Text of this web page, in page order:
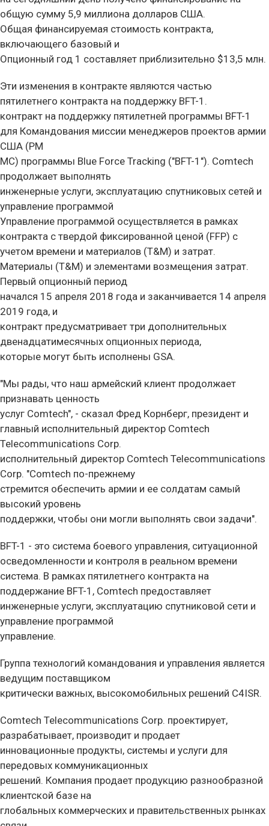
общую сумму 5,9 миллиона долларов США.
Общая финансируемая стоимость контракта,
включающего базовый и
Опционный год 1 составляет приблизительно $13,5 млн.
Эти изменения в контракте являются частью
пятилетнего контракта на поддержку BFT-1.
контракт на поддержку пятилетней программы BFT-1
для Командования миссии менеджеров проектов армии
США (PM
MC) программы Blue Force Tracking ("BFT-1"). Comtech
продолжает выполнять
инженерные услуги, эксплуатацию спутниковых сетей и
управление программой
Управление программой осуществляется в рамках
контракта с твердой фиксированной ценой (FFP) с
учетом времени и материалов (T&M) и затрат.
Материалы (T&M) и элементами возмещения затрат.
Первый опционный период
начался 15 апреля 2018 года и заканчивается 14 апреля
2019 года, и
контракт предусматривает три дополнительных
двенадцатимесячных опционных периода,
которые могут быть исполнены GSA.
"Мы рады, что наш армейский клиент продолжает
признавать ценность
услуг Comtech", - сказал Фред Корнберг, президент и
главный исполнительный директор Comtech
Telecommunications Corp.
исполнительный директор Comtech Telecommunications
Corp. "Comtech по-прежнему
стремится обеспечить армии и ее солдатам самый
высокий уровень
поддержки, чтобы они могли выполнять свои задачи".
BFT-1 - это система боевого управления, ситуационной
осведомленности и контроля в реальном времени
система. В рамках пятилетнего контракта на
поддержание BFT-1, Comtech предоставляет
инженерные услуги, эксплуатацию спутниковой сети и
управление программой
управление.
Группа технологий командования и управления является
ведущим поставщиком
критически важных, высокомобильных решений C4ISR.
Comtech Telecommunications Corp. проектирует,
разрабатывает, производит и продает
инновационные продукты, системы и услуги для
передовых коммуникационных
решений. Компания продает продукцию разнообразной
клиентской базе на
глобальных коммерческих и правительственных рынках